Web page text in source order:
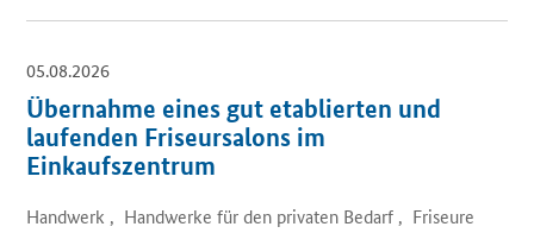
05.08.2026
Übernahme eines gut etablierten und
laufenden Friseursalons im
Einkaufszentrum
Handwerk , Handwerke für den privaten Bedarf , Friseure